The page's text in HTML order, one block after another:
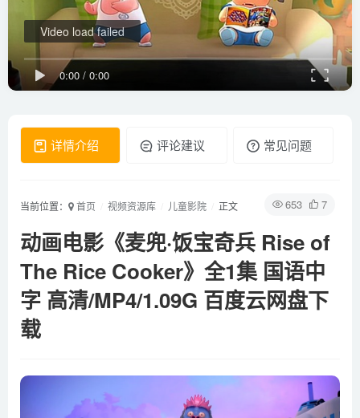
0:00 / 0:00
Video load failed
详情介绍 评论建议 常见问题
653 7
当前位置： 首页 视频资源库 儿童影院 正文
动画电影《麦兜·饭宝奇兵 Rise of
The Rice Cooker》全1集 国语中
字 高清/MP4/1.09G 百度云网盘下
载